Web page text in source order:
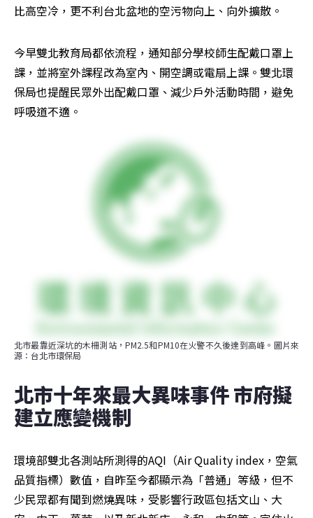
比高空冷，更不利台北盆地的空污物向上、向外擴散。
今早雙北教育局都依流程，通知部分學校師生配戴口罩上
課，並將室外課程改為室內、開空調或電扇上課。雙北環
保局也提醒民眾外出配戴口罩、減少戶外活動時間，避免
呼吸道不適。
北市最靠近深坑的木柵測站，PM2.5和PM10在火警不久後達到高峰。圖片來
源：台北市環保局
北市十年來最大異味事件 市府擬
建立應變機制
環境部雙北各測站所測得的AQI（Air Quality index，空氣
品質指標）數值，自昨至今都顯示為「普通」等級，但不
少民眾都有聞到燃燒異味，受影響行政區包括文山、大